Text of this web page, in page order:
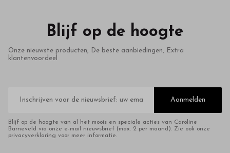
Blijf op de hoogte
Onze nieuwste producten, De beste aanbiedingen, Extra
klantenvoordeel
mailadres
Aanmelden
Blijf op de hoogte van al het moois en speciale acties van Caroline
Barneveld via onze e-mail nieuwsbrief (max. 2 per maand). Zie ook onze
privacyverklaring voor meer informatie.